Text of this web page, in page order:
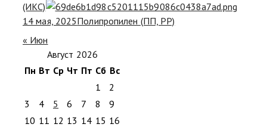
(ИКС)
14 мая, 2025Полипропилен (ПП, PP)
« Июн
Август 2026
Пн Вт Ср Чт Пт Сб Вс
1
2
3
4 5 6 7 8
9
10 11 12 13 14 15 16